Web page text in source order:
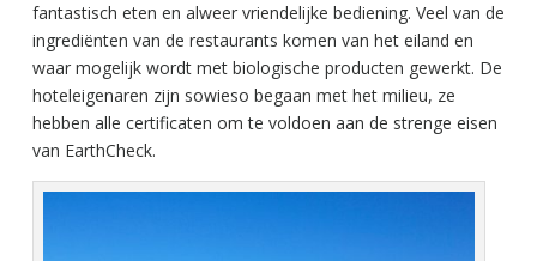
fantastisch eten en alweer vriendelijke bediening. Veel van de
ingrediënten van de restaurants komen van het eiland en
waar mogelijk wordt met biologische producten gewerkt. De
hoteleigenaren zijn sowieso begaan met het milieu, ze
hebben alle certificaten om te voldoen aan de strenge eisen
van EarthCheck.